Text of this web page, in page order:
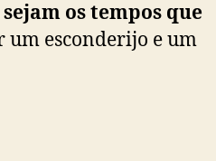
os tempos que
um esconderijo e um